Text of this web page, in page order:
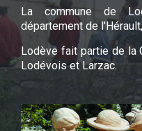
La commune de
département de
Lodève fait partie de la
Lodévois et Larzac.